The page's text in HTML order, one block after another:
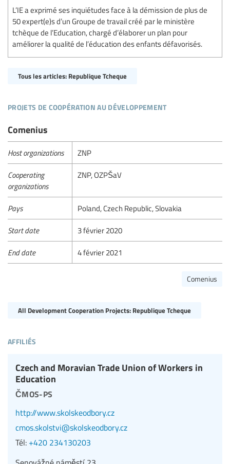
L’IE a exprimé ses inquiétudes face à la démission de plus de
50 expert(e)s d’un Groupe de travail créé par le ministère
tchèque de l’Education, chargé d’élaborer un plan pour
améliorer la qualité de l’éducation des enfants défavorisés.
Tous les articles: Republique Tcheque
projets de coopération au développement
Comenius
Host organizations ZNP
Cooperating
organizations
ZNP, OZPŠaV
Pays Poland, Czech Republic, Slovakia
Start date 3 février 2020
End date 4 février 2021
Comenius
All Development Cooperation Projects: Republique Tcheque
affiliés
Czech and Moravian Trade Union of Workers in
Education
čmos-ps
http://www.skolskeodbory.cz
cmos.skolstvi@skolskeodbory.cz
Tél: +420 234130203